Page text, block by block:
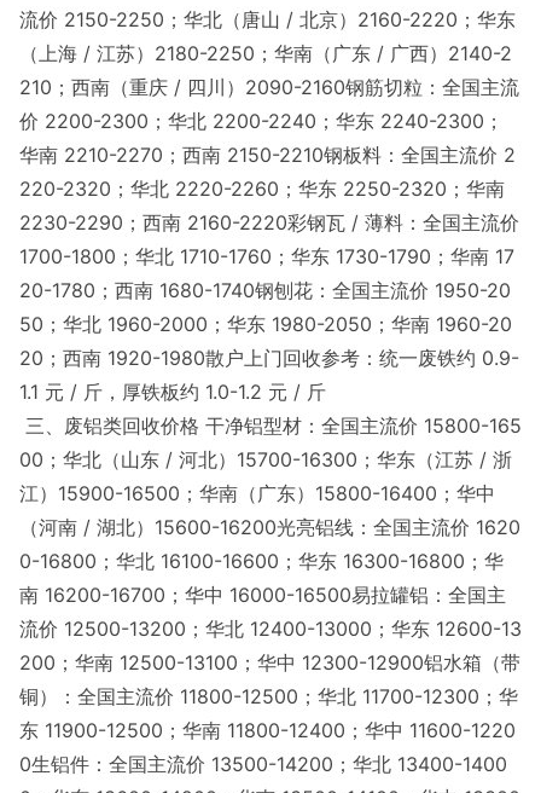
流价 2150-2250；华北（唐山 / 北京）2160-2220；华东
（上海 / 江苏）2180-2250；华南（广东 / 广西）2140-2
210；西南（重庆 / 四川）2090-2160钢筋切粒：全国主流
价 2200-2300；华北 2200-2240；华东 2240-2300；
华南 2210-2270；西南 2150-2210钢板料：全国主流价 2
220-2320；华北 2220-2260；华东 2250-2320；华南
2230-2290；西南 2160-2220彩钢瓦 / 薄料：全国主流价
1700-1800；华北 1710-1760；华东 1730-1790；华南 17
20-1780；西南 1680-1740钢刨花：全国主流价 1950-20
50；华北 1960-2000；华东 1980-2050；华南 1960-20
20；西南 1920-1980散户上门回收参考：统一废铁约 0.9-
1.1 元 / 斤，厚铁板约 1.0-1.2 元 / 斤
三、废铝类回收价格 干净铝型材：全国主流价 15800-165
00；华北（山东 / 河北）15700-16300；华东（江苏 / 浙
江）15900-16500；华南（广东）15800-16400；华中
（河南 / 湖北）15600-16200光亮铝线：全国主流价 1620
0-16800；华北 16100-16600；华东 16300-16800；华
南 16200-16700；华中 16000-16500易拉罐铝：全国主
流价 12500-13200；华北 12400-13000；华东 12600-13
200；华南 12500-13100；华中 12300-12900铝水箱（带
铜）：全国主流价 11800-12500；华北 11700-12300；华
东 11900-12500；华南 11800-12400；华中 11600-1220
0生铝件：全国主流价 13500-14200；华北 13400-1400